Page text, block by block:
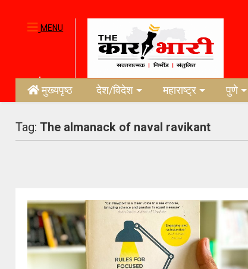
MENU
मुख्यपृष्ठ देश/विदेश महाराष्ट्र पुणे
Tag:The almanack of naval ravikant